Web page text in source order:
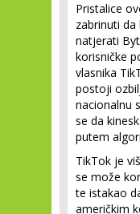
Pristalice
zabrinuti da
natjerati
korisničke
vlasnika
postoji
nacionalnu
se da
putem
TikTok je
se može
te istakao
američkim